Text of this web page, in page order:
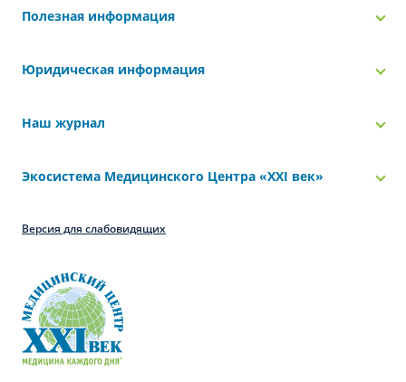
Полезная информация
Юридическая информация
Наш журнал
Экосистема Медицинского Центра «‎XXI век»
Версия для слабовидящих